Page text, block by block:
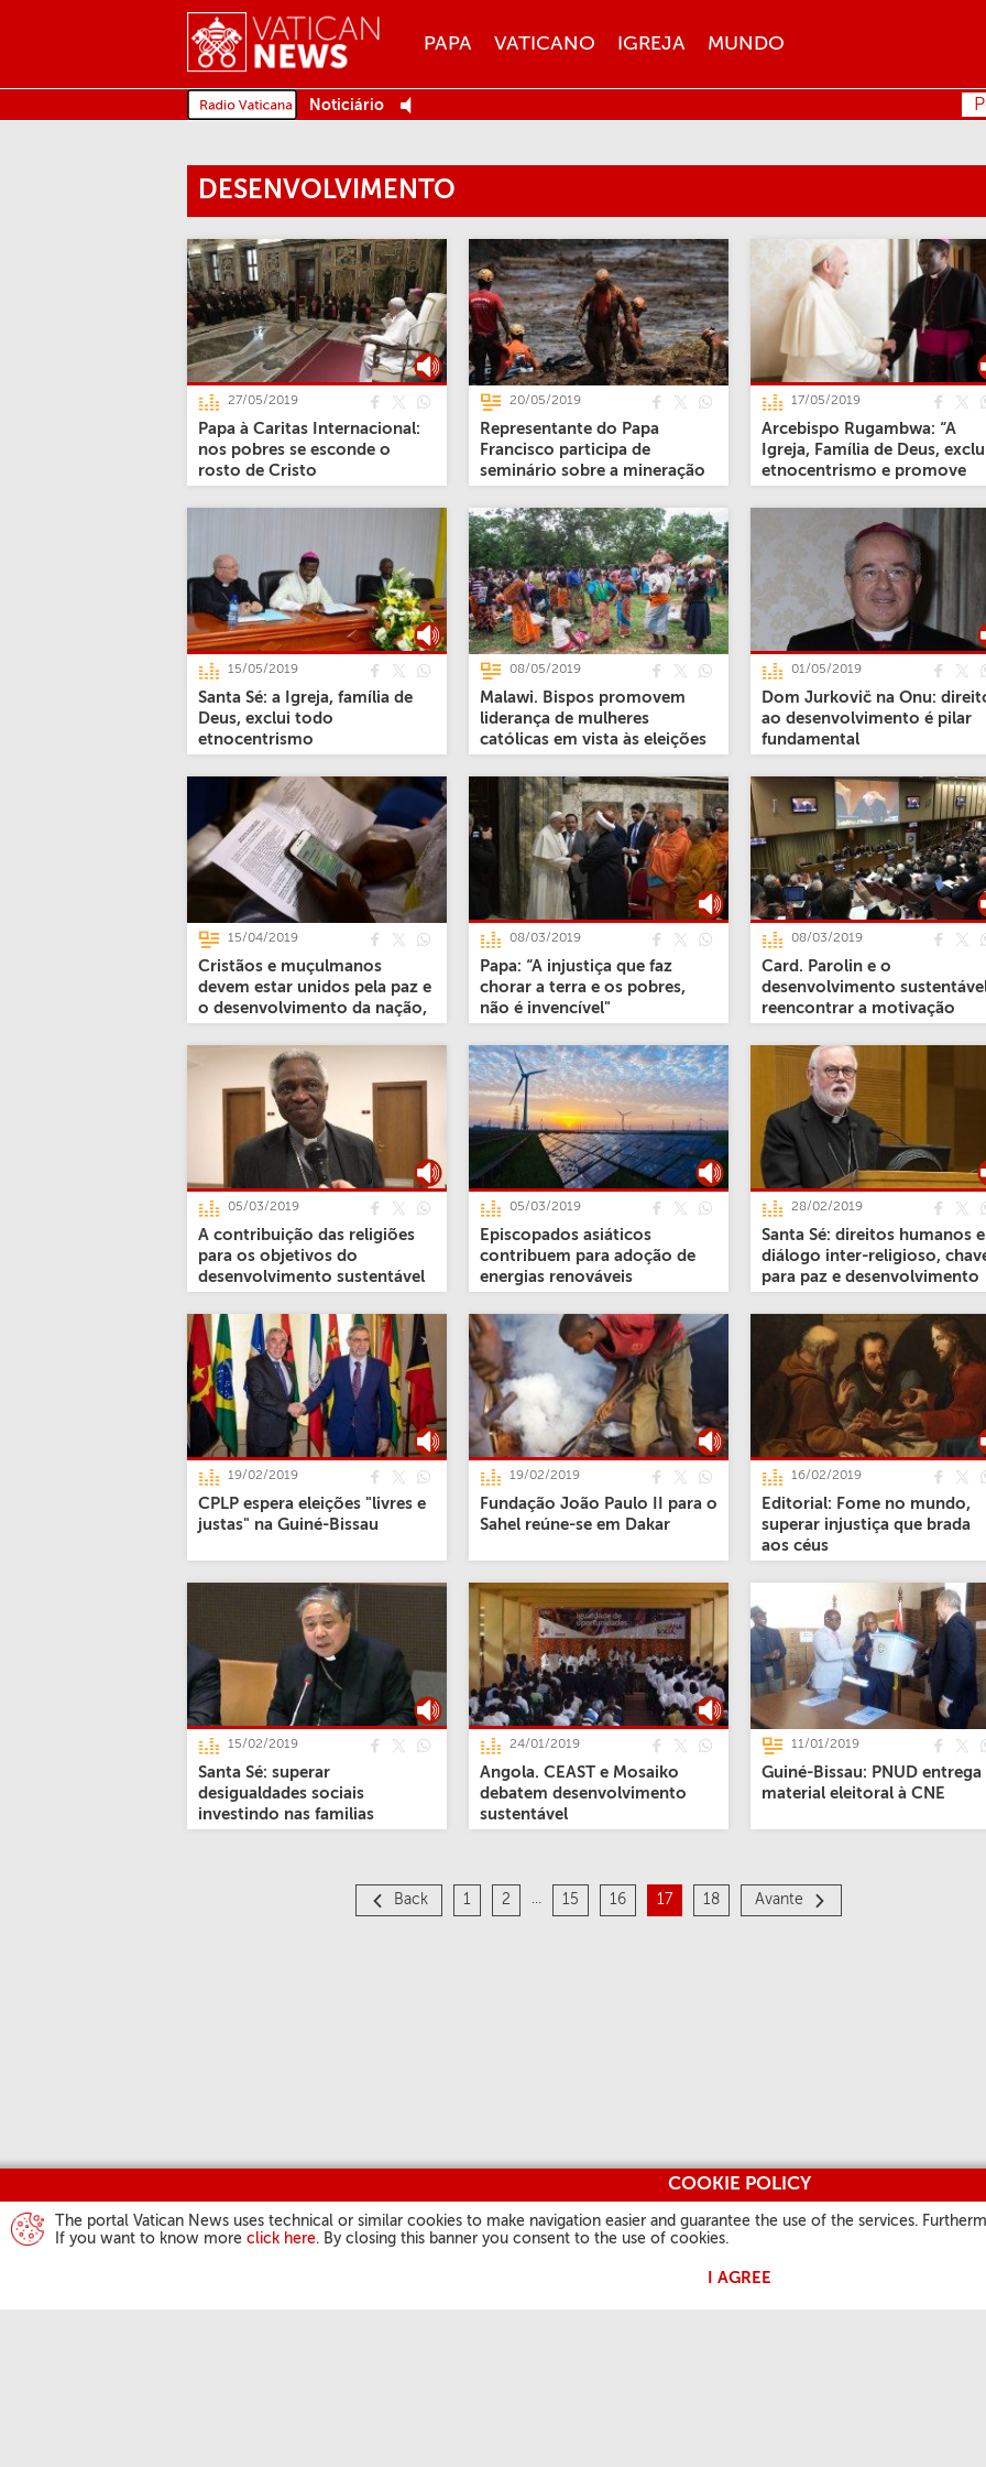
MENU
PAPA VATICANO IGREJA MUNDO
COOKIE POLICY
The portal Vatican News uses technical or similar cookies to make navigation easier and guarantee the use of the services.
If you want to know more click here. By closing this banner you consent to the use of cookies.
I AGREE
Noticiário
DESENVOLVIMENTO
27/05/2019
Papa à Caritas Internacional:
nos pobres se esconde o
rosto de Cristo
20/05/2019
Representante do Papa
Francisco participa de
seminário sobre a mineração
17/05/2019
Arcebispo Rugambwa: “A
Igreja, Família de Deus,
etnocentrismo e promove
15/05/2019
Santa Sé: a Igreja, família de
Deus, exclui todo
etnocentrismo
08/05/2019
Malawi. Bispos promovem
liderança de mulheres
católicas em vista às eleições
01/05/2019
Dom Jurkovič na Onu:
ao desenvolvimento é pilar
fundamental
15/04/2019
Cristãos e muçulmanos
devem estar unidos pela paz e
o desenvolvimento da nação,
08/03/2019
Papa: “A injustiça que faz
chorar a terra e os pobres,
não é invencível"
08/03/2019
Card. Parolin e o
desenvolvimento
reencontrar a motivação
05/03/2019
A contribuição das religiões
para os objetivos do
desenvolvimento sustentável
05/03/2019
Episcopados asiáticos
contribuem para adoção de
energias renováveis
28/02/2019
Santa Sé: direitos humanos e
diálogo inter-religioso,
para paz e desenvolvimento
19/02/2019
CPLP espera eleições "livres e
justas" na Guiné-Bissau
19/02/2019
Fundação João Paulo II para o
Sahel reúne-se em Dakar
16/02/2019
Editorial: Fome no mundo,
superar injustiça que brada
aos céus
15/02/2019
Santa Sé: superar
desigualdades sociais
investindo nas familias
24/01/2019
Angola. CEAST e Mosaiko
debatem desenvolvimento
sustentável
11/01/2019
Guiné-Bissau: PNUD entrega
material eleitoral à CNE
Back 1 2 ... 15 16 17 18 Avante